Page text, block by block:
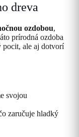
dreva
ozdobou,
prírodná ozdoba
pocit, ale aj dotvorí
svojou
zaručuje hladký